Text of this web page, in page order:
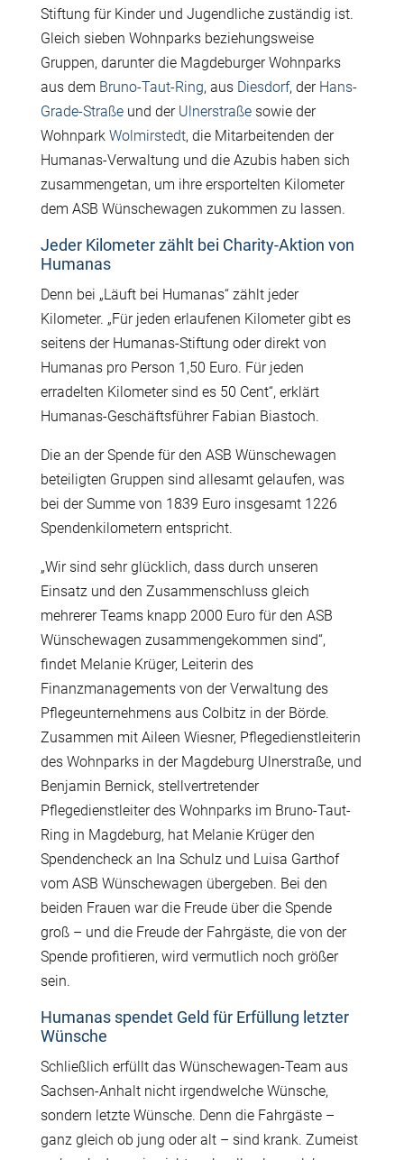
Stiftung für Kinder und Jugendliche zuständig ist.
Gleich sieben Wohnparks beziehungsweise
Gruppen, darunter die Magdeburger Wohnparks
aus dem Bruno-Taut-Ring, aus Diesdorf, der Hans-
Grade-Straßeund der Ulnerstraßesowie der
Wohnpark Wolmirstedt, die Mitarbeitenden der
Humanas-Verwaltung und die Azubis haben sich
zusammengetan, um ihre ersportelten Kilometer
dem ASB Wünschewagen zukommen zu lassen.
Jeder Kilometer zählt bei Charity-Aktion von
Humanas
Denn bei „Läuft bei Humanas“ zählt jeder
Kilometer. „Für jeden erlaufenen Kilometer gibt es
seitens der Humanas-Stiftung oder direkt von
Humanas pro Person 1,50 Euro. Für jeden
erradelten Kilometer sind es 50 Cent“, erklärt
Humanas-Geschäftsführer Fabian Biastoch.
Die an der Spende für den ASB Wünschewagen
beteiligten Gruppen sind allesamt gelaufen, was
bei der Summe von 1839 Euro insgesamt 1226
Spendenkilometern entspricht.
„Wir sind sehr glücklich, dass durch unseren
Einsatz und den Zusammenschluss gleich
mehrerer Teams knapp 2000 Euro für den ASB
Wünschewagen zusammengekommen sind“,
findet Melanie Krüger, Leiterin des
Finanzmanagements von der Verwaltung des
Pflegeunternehmens aus Colbitz in der Börde.
Zusammen mit Aileen Wiesner, Pflegedienstleiterin
des Wohnparks in der Magdeburg Ulnerstraße, und
Benjamin Bernick, stellvertretender
Pflegedienstleiter des Wohnparks im Bruno-Taut-
Ring in Magdeburg, hat Melanie Krüger den
Spendencheck an Ina Schulz und Luisa Garthof
vom ASB Wünschewagen übergeben. Bei den
beiden Frauen war die Freude über die Spende
groß – und die Freude der Fahrgäste, die von der
Spende profitieren, wird vermutlich noch größer
sein.
Humanas spendet Geld für Erfüllung letzter
Wünsche
Schließlich erfüllt das Wünschewagen-Team aus
Sachsen-Anhalt nicht irgendwelche Wünsche,
sondern letzte Wünsche. Denn die Fahrgäste –
ganz gleich ob jung oder alt – sind krank. Zumeist